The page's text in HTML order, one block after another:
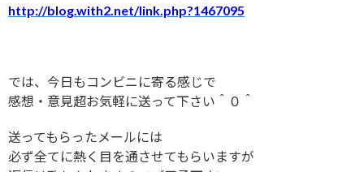
http://blog.with2.net/link.php?1467095
では、今日もコンビニに寄る感じで
感想・意見超お気軽に送って下さい＾０＾
送ってもらったメールには
必ず全てに熱く目を通させてもらいますが